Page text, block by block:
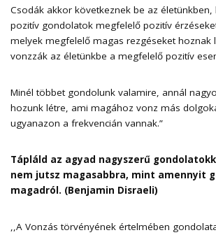
Csodák akkor következnek be az
pozitív gondolatok megfelelő pozitív
melyek megfelelő magas rezgéseket hoznak
vonzzák az életünkbe a megfelelő pozitív
Minél többet gondolunk valamire, annál
hozunk létre, ami magához vonz más
ugyanazon a frekvencián vannak.”
Tápláld az agyad nagyszerű
nem jutsz magasabbra, mint amennyit
magadról. (Benjamin Disraeli)
,,A Vonzás törvényének értelmében